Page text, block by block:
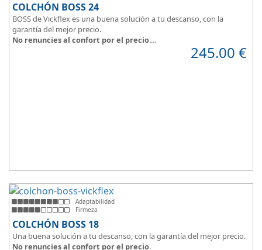
COLCHÓN BOSS 24
BOSS de Vickflex es una buena solución a tu descanso, con la
garantía del mejor precio.
No renuncies al confort por el precio.
núcleo firme y resistenteque combinado
con su material viscoelástico ViscoPlume en ambas caras y algodón
245.00 €
Adaptabilidad
Firmeza
COLCHÓN BOSS 18
Una buena solución a tu descanso, con la garantía del mejor precio.
No renuncies al confort por el precio.